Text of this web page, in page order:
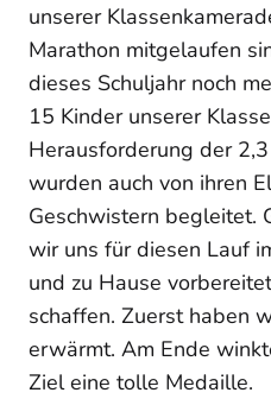
unserer
Marathon mitgelaufen
dieses Schuljahr noch
15 Kinder unserer
Herausforderung der
wurden auch von ihren
Geschwistern begleitet.
wir uns für diesen Lauf
und zu Hause
schaffen. Zuerst haben
erwärmt. Am Ende
Ziel eine tolle Medaille.